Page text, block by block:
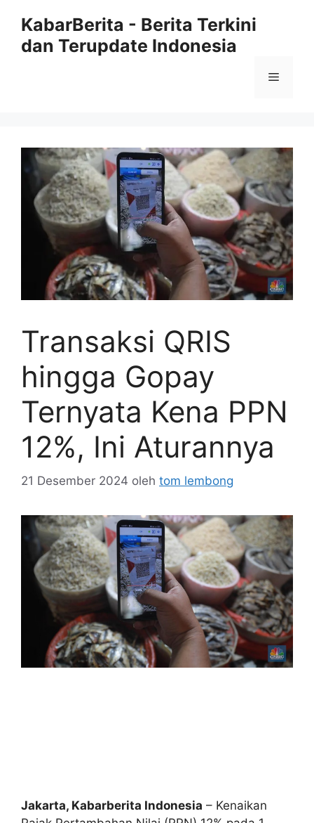
KabarBerita - Berita Terkini
dan Terupdate Indonesia
Menu
Transaksi QRIS
hingga Gopay
Ternyata Kena PPN
12%, Ini Aturannya
21 Desember 2024 oleh tom lembong
Jakarta, Kabarberita Indonesia – Kenaikan